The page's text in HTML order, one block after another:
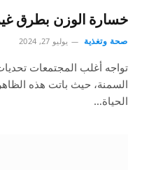
خسارة الوزن بطرق
صحة وتغذية يوليو 27, 2024
تواجه أغلب المجتمعات
السمنة، حيث باتت هذه
الحياة…